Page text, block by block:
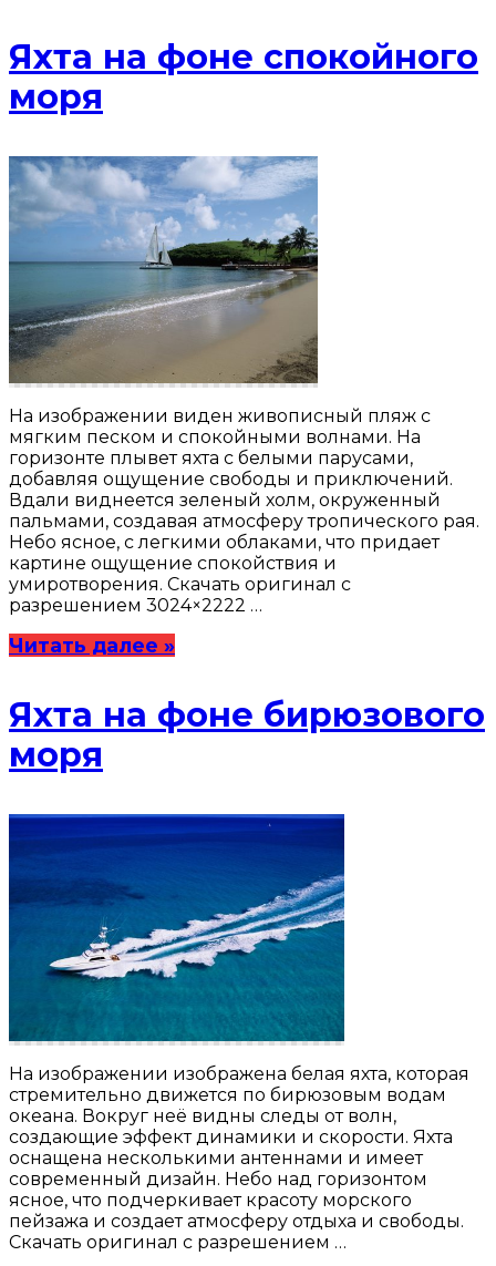
Яхта на фоне спокойного
моря
На изображении виден живописный пляж с
мягким песком и спокойными волнами. На
горизонте плывет яхта с белыми парусами,
добавляя ощущение свободы и приключений.
Вдали виднеется зеленый холм, окруженный
пальмами, создавая атмосферу тропического рая.
Небо ясное, с легкими облаками, что придает
картине ощущение спокойствия и
умиротворения. Скачать оригинал с
разрешением 3024×2222 …
Читать далее »
Яхта на фоне бирюзового
моря
На изображении изображена белая яхта, которая
стремительно движется по бирюзовым водам
океана. Вокруг неё видны следы от волн,
создающие эффект динамики и скорости. Яхта
оснащена несколькими антеннами и имеет
современный дизайн. Небо над горизонтом
ясное, что подчеркивает красоту морского
пейзажа и создает атмосферу отдыха и свободы.
Скачать оригинал с разрешением …